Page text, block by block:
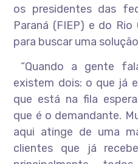
os presidentes das
Paraná (FIEP) e do Rio
para buscar uma
“Quando a gente
existem dois: o que já
que está na fila
que é o demandante.
aqui atinge de uma
clientes que já